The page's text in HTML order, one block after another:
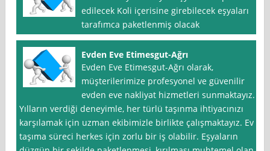
edilecek Koli içerisine girebilecek eşyaları
tarafımca paketlenmiş olacak
Evden Eve Etimesgut-Ağrı
Evden Eve Etimesgut-Ağrı olarak,
müşterilerimize profesyonel ve güvenilir
evden eve nakliyat hizmetleri sunmaktayız.
Yılların verdiği deneyimle, her türlü taşınma ihtiyacınızı
karşılamak için uzman ekibimizle birlikte çalışmaktayız. Ev
taşıma süreci herkes için zorlu bir iş olabilir. Eşyaların